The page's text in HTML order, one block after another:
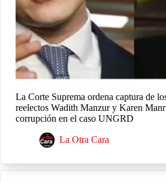
La Corte Suprema ordena captura de
reelectos Wadith Manzur y Karen
corrupción en el caso UNGRD
La Otra Cara